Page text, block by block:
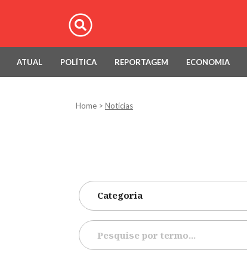
ATUAL POLÍTICA REPORTAGEM ECONOMIA
Home > Notícias
Categoria